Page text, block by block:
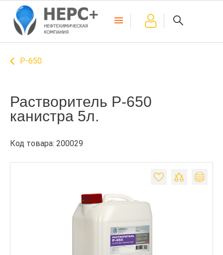
Р-650
Растворитель Р-650
канистра 5л.
Код товара: 200029